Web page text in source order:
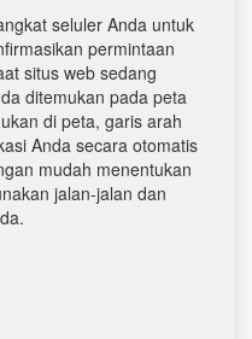
seluler Anda untuk
permintaan
situs web sedang
ditemukan pada peta
di peta, garis arah
Anda secara otomatis
mudah menentukan
jalan-jalan dan